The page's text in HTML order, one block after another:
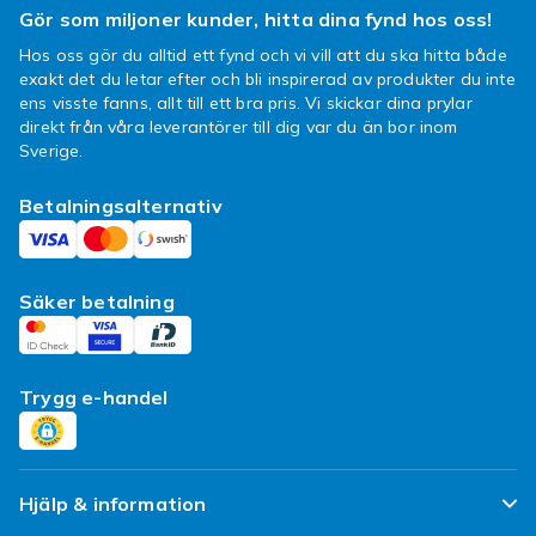
Fyndiqs kundtjänst så hjälper vi dig med ditt
ärende.
Det elektriska hemmet
Har du funderat på hur många av de saker du
fungera? Du kommer nog bli förvånad när du
inser att var och varannan sak går att koppla
in i eluttaget. SmartLine är ett märke med
mängder av olika el-tillbehör och praktiska
verktyg som kommer underlätta i vardagen.
Hos oss hittar du prylar att koppla in i väggen
olika storlekar för de saker du har med dig när
du är på språng. Vilka SmartLine produkter blir
dina favoriter och vilken skulle du inte klara
dig utan?
Gör som miljoner kunder, hitta dina fynd hos oss!
Hos oss gör du alltid ett fynd och vi vill att du ska hitta både
exakt det du letar efter och bli inspirerad av produkter du inte
ens visste fanns, allt till ett bra pris. Vi skickar dina prylar
direkt från våra leverantörer till dig var du än bor inom
Sverige.
Betalningsalternativ
Säker betalning
Trygg e-handel
Hjälp & information